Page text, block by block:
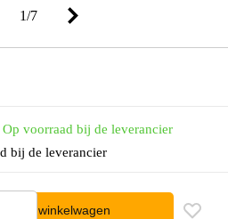
1/7
Op voorraad bij de leverancier
bij de leverancier
In winkelwagen